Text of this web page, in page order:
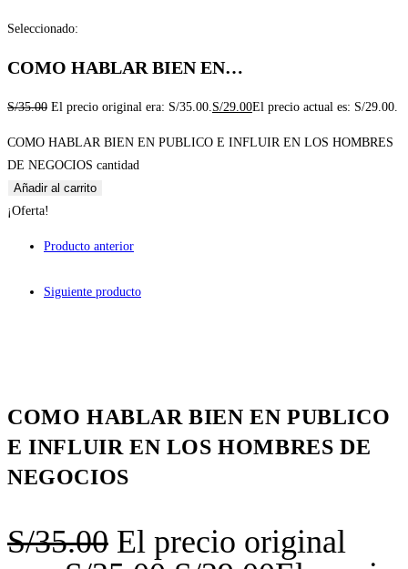
Seleccionado:
COMO HABLAR BIEN EN…
S/35.00 El precio original era: S/35.00. S/29.00El precio actual es: S/29.00.
COMO HABLAR BIEN EN PUBLICO E INFLUIR EN LOS HOMBRES
DE NEGOCIOS cantidad
Añadir al carrito
¡Oferta!
Producto anterior
Siguiente producto
COMO HABLAR BIEN EN PUBLICO
E INFLUIR EN LOS HOMBRES DE
NEGOCIOS
S/35.00 El precio original